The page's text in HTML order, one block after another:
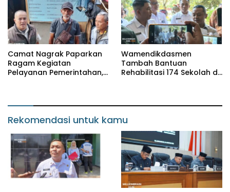
Camat Nagrak Paparkan
Ragam Kegiatan
Pelayanan Pemerintahan,
Wamendikdasmen
Tambah Bantuan
Rehabilitasi 174 Sekolah di
Rekomendasi untuk kamu